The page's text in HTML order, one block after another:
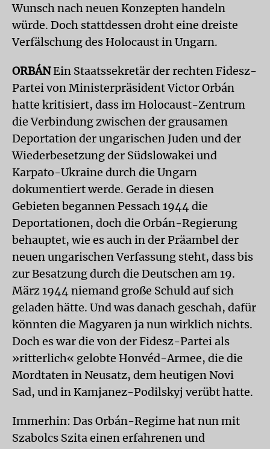
Wunsch nach neuen Konzepten handeln
würde. Doch stattdessen droht eine dreiste
Verfälschung des Holocaust in Ungarn.
ORBÁNEin Staatssekretär der rechten Fidesz-
Partei von Ministerpräsident Victor Orbán
hatte kritisiert, dass im Holocaust-Zentrum
die Verbindung zwischen der grausamen
Deportation der ungarischen Juden und der
Wiederbesetzung der Südslowakei und
Karpato-Ukraine durch die Ungarn
dokumentiert werde. Gerade in diesen
Gebieten begannen Pessach 1944 die
Deportationen, doch die Orbán-Regierung
behauptet, wie es auch in der Präambel der
neuen ungarischen Verfassung steht, dass bis
zur Besatzung durch die Deutschen am 19.
März 1944 niemand große Schuld auf sich
geladen hätte. Und was danach geschah, dafür
könnten die Magyaren ja nun wirklich nichts.
Doch es war die von der Fidesz-Partei als
»ritterlich« gelobte Honvéd-Armee, die die
Mordtaten in Neusatz, dem heutigen Novi
Sad, und in Kamjanez-Podilskyj verübt hatte.
Immerhin: Das Orbán-Regime hat nun mit
Szabolcs Szita einen erfahrenen und